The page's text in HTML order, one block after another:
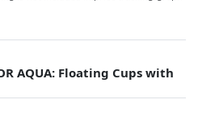
AQUA: Floating Cups with